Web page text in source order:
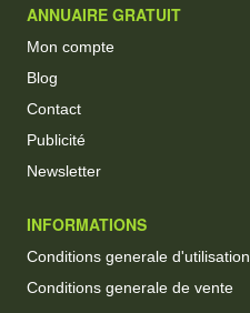
ANNUAIRE GRATUIT
Mon compte
Blog
Contact
Publicité
Newsletter
INFORMATIONS
Conditions generale d'utilisation
Conditions generale de vente